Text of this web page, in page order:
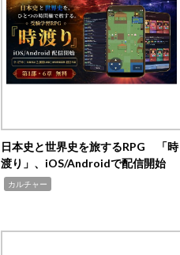
日本史と世界史を旅するRPG 「時
渡り」、iOS/Androidで配信開始
カルチャー